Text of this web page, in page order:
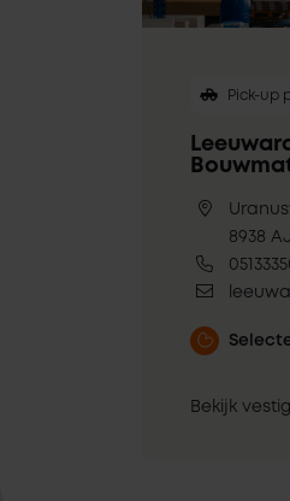
Pick-up
8938
Bekijk